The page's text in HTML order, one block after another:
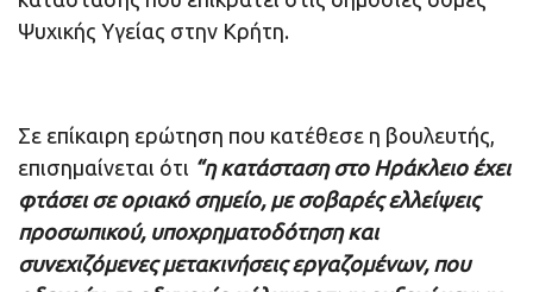
Ψυχικής Υγείας στην Κρήτη.
Σε επίκαιρη ερώτηση που κατέθεσε η βουλευτής,
επισημαίνεται ότι “η κατάσταση στο Ηράκλειο έχει
φτάσει σε οριακό σημείο, με σοβαρές ελλείψεις
προσωπικού, υποχρηματοδότηση και
συνεχιζόμενες μετακινήσεις εργαζομένων, που